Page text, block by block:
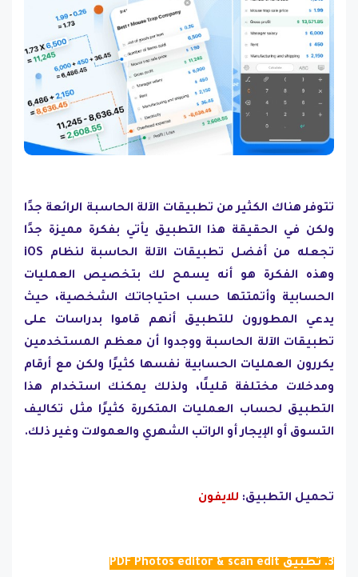
تتوفر هناك الكثير من تطبيقات الآلة الحاسبة الرائعة جدًا
ولكن في الحقيقة هذا التطبيق يأتي بفكرة مميزة جدًا
تجعله من أفضل تطبيقات الآلة الحاسبة لنظام iOS
وهذه الفكرة هو أنه يسمح لك بتخصيص العمليات
الحسابية وأتمتتها حسب احتياجاتك الشخصية، حيث
يدعي المطورون للتطبيق أنهم قاموا بدراسات على
تطبيقات الآلة الحاسبة ووجدوا أن معظم المستخدمين
يكررون العمليات الحسابية نفسها كثيرًا ولكن مع أرقام
ومدخلات مختلفة قليلًا، ولذلك يمكنك استخدام هذا
التطبيق لحساب العمليات المتكررة كثيرًا مثل تكاليف
التسوق أو الإيجار أو الراتب الشهري والعمولات وغير ذلك.
تحميل التطبيق: للايفون
3. تطبيق PDF Photos editor & scan edit